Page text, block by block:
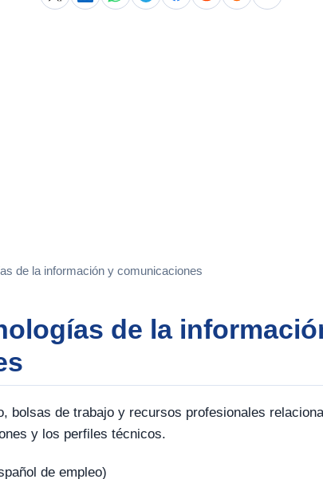
de la información y comunicaciones
de la
bolsas de trabajo y recursos profesionales
y los perfiles técnicos.
de empleo)